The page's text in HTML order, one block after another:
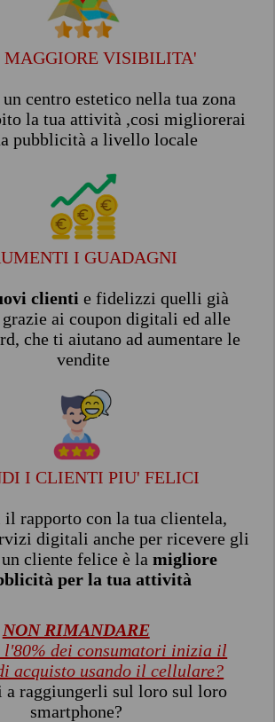
VISIBILITA'
centro estetico nella tua zona
la tua attività ,cosi migliorerai
pubblicità a livello locale
I GUADAGNI
clienti e fidelizzi quelli già
ai coupon digitali ed alle
che ti aiutano ad aumentare le
vendite
I CLIENTI PIU' FELICI
rapporto con la tua clientela,
digitali anche per ricevere gli
cliente felice è la migliore
per la tua attività
NON RIMANDARE
l'80% dei consumatori inizia il
acquisto usando il cellulare?
a raggiungerli sul loro sul loro
smartphone?